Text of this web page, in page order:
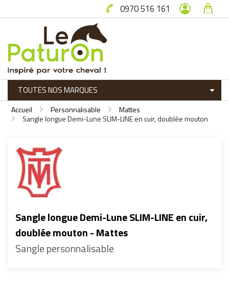
0970 516 161
Accueil Personnalisable
Mattes
Sangle longue Demi-Lune SLIM-LINE en cuir, doublée mouton
Sangle longue Demi-Lune SLIM-LINE en cuir,
doublée mouton - Mattes
Sangle personnalisable